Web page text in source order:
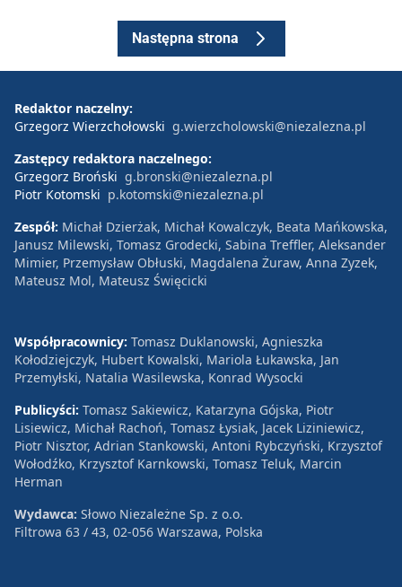
Następna strona
Redaktor naczelny:
Grzegorz Wierzchołowski g.wierzcholowski@niezalezna.pl
Zastępcy redaktora naczelnego:
Grzegorz Broński g.bronski@niezalezna.pl
Piotr Kotomski p.kotomski@niezalezna.pl
Zespół: Michał Dzierżak, Michał Kowalczyk, Beata Mańkowska,
Janusz Milewski, Tomasz Grodecki, Sabina Treffler, Aleksander
Mimier, Przemysław Obłuski, Magdalena Żuraw, Anna Zyzek,
Mateusz Mol, Mateusz Święcicki
Współpracownicy: Tomasz Duklanowski, Agnieszka
Kołodziejczyk, Hubert Kowalski, Mariola Łukawska, Jan
Przemyłski, Natalia Wasilewska, Konrad Wysocki
Publicyści: Tomasz Sakiewicz, Katarzyna Gójska, Piotr
Lisiewicz, Michał Rachoń, Tomasz Łysiak, Jacek Liziniewicz,
Piotr Nisztor, Adrian Stankowski, Antoni Rybczyński, Krzysztof
Wołodźko, Krzysztof Karnkowski, Tomasz Teluk, Marcin
Herman
Wydawca: Słowo Niezależne Sp. z o.o.
Filtrowa 63 / 43, 02-056 Warszawa, Polska